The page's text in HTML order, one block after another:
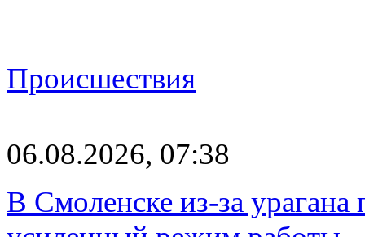
Происшествия
06.08.2026, 07:38
В Смоленске из-за